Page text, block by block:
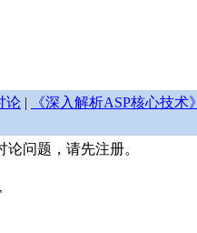
论 | 《深入解析ASP核心技术》
论问题，请先注册。